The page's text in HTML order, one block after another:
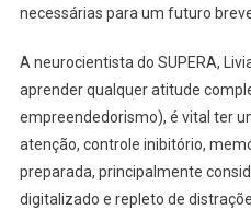
necessárias para um futuro
A neurocientista do SUPERA,
aprender qualquer atitude
empreendedorismo), é vital ter
atenção, controle inibitório,
preparada, principalmente
digitalizado e repleto de